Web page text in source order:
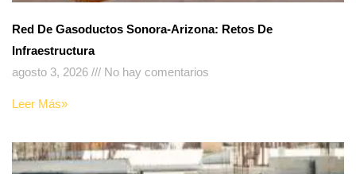
Red De Gasoductos Sonora-Arizona: Retos De
Infraestructura
agosto 3, 2026
No hay comentarios
Leer Más»